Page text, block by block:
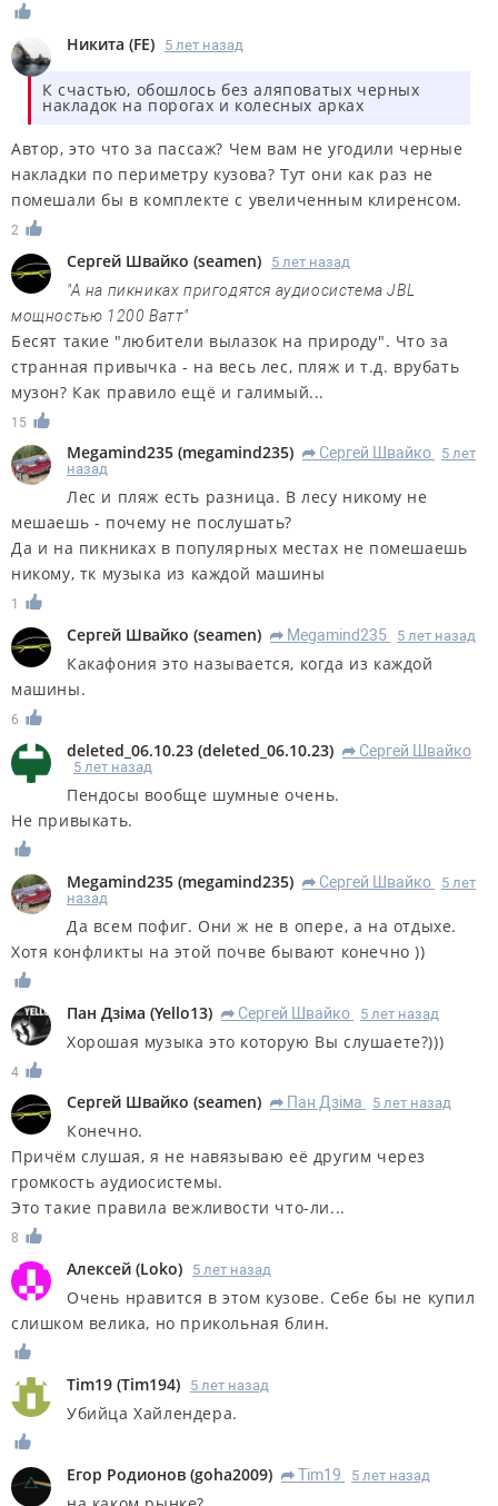
Никита (FE) 5 лет назад
К счастью, обошлось без аляповатых черных
накладок на порогах и колесных арках
Автор, это что за пассаж? Чем вам не угодили черные
накладки по периметру кузова? Тут они как раз не
помешали бы в комплекте с увеличенным клиренсом.
2
Сергей Швайко (seamen) 5 лет назад
"А на пикниках пригодятся аудиосистема JBL
мощностью 1200 Ватт"
Бесят такие "любители вылазок на природу". Что за
странная привычка - на весь лес, пляж и т.д. врубать
музон? Как правило ещё и галимый...
15
Megamind235 (megamind235) R Сергей Швайко
5 лет
назад
Лес и пляж есть разница. В лесу никому не
мешаешь - почему не послушать?
Да и на пикниках в популярных местах не помешаешь
никому, тк музыка из каждой машины
1
Сергей Швайко (seamen) R Megamind235 5 лет назад
Какафония это называется, когда из каждой
машины.
6
deleted_06.10.23 (deleted_06.10.23) R Сергей Швайко
5 лет назад
Пендосы вообще шумные очень.
Не привыкать.
Megamind235 (megamind235) R Сергей Швайко
5 лет
назад
Да всем пофиг. Они ж не в опере, а на отдыхе.
Хотя конфликты на этой почве бывают конечно ))
Пан Дзiма (Yello13) R Сергей Швайко 5 лет назад
Хорошая музыка это которую Вы слушаете?)))
4
Сергей Швайко (seamen) R Пан Дзiма 5 лет назад
Конечно.
Причём слушая, я не навязываю её другим через
громкость аудиосистемы.
Это такие правила вежливости что-ли...
8
Алексей (Loko) 5 лет назад
Очень нравится в этом кузове. Себе бы не купил
слишком велика, но прикольная блин.
Tim19 (Tim194) 5 лет назад
Убийца Хайлендера.
Егор Родионов (goha2009) R Tim19 5 лет назад